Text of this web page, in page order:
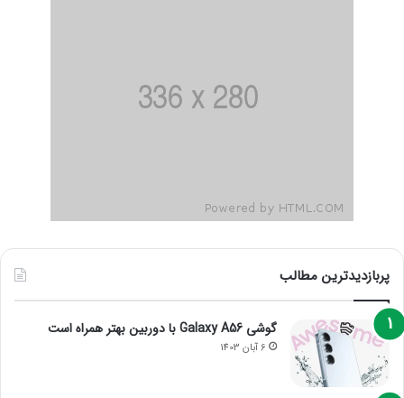
پربازدیدترین مطالب
گوشی Galaxy A56 با دوربین بهتر همراه است
6 آبان 1403